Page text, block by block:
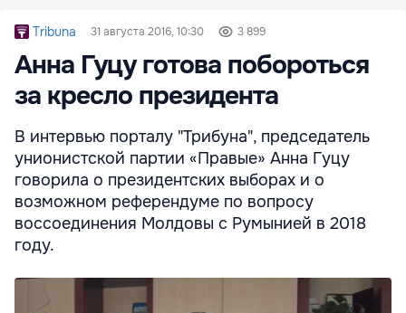
Tribuna 31 августа 2016, 10:30 3 899
Анна Гуцу готова побороться
за кресло президента
В интервью порталу "Трибуна", председатель
унионистской партии «Правые» Анна Гуцу
говорила о президентских выборах и о
возможном референдуме по вопросу
воссоединения Молдовы с Румынией в 2018
году.